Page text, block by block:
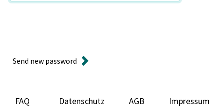
Send new password
FAQ Datenschutz AGB Impressum